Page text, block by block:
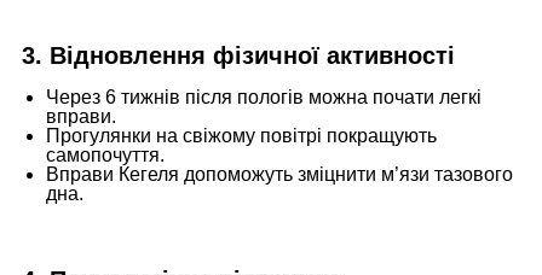
3. Відновлення фізичної активності
Через 6 тижнів після пологів можна почати легкі
вправи.
Прогулянки на свіжому повітрі покращують
самопочуття.
Вправи Кегеля допоможуть зміцнити м’язи тазового
дна.